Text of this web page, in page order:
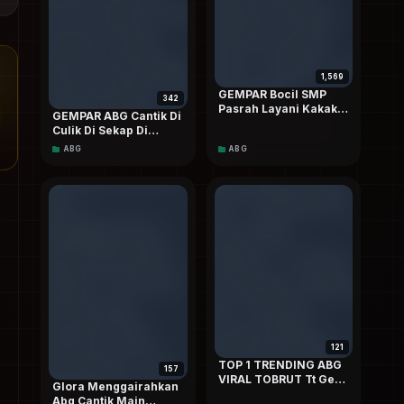
342
GEMPAR ABG Cantik Di
Culik Di Sekap Di
kosan Dan Di Ewew
Pemuas Nafsu Top
ABG
1,569
GEMPAR Bocil SMP
Pasrah Layani Kakak
VIRAL Terbaru Top
ABG
157
Glora Menggairahkan
Abg Cantik Main
121
TOP 1 TRENDING ABG
VIRAL TOBRUT Tt Gede